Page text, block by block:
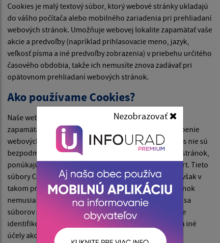
Nezobrazovať
Cookies je malý textový súbor, ktorý webové stránky ukladajú
do vášho počítača alebo mobilného zariadenia pri prehliadaní
webových stránok. Umožňuje webovej lokalite zapamätať vaše
akcie a predvoľby (napríklad prihlasovacie meno, jazyk,
veľkosť písma a iné predvoľby zobrazenia) v priebehu určitého
časového obdobia, takže ich nemusíte znova zadávať pri
opätovnom prehliadaní webových stránok.
Ako používame Cookies?
Naše webové stránky používajú súbory Cookies na
zapamätanie nastavení používateľa a lepšie prispôsobenie
webových stránok záujmom návštevníka. Hoci Cookies nie sú
bezpodmienečne potrebné na fungovanie webových stránok,
ponúkajú pri návšteve webových stránok vyšší komfort. Tieto
súbory Cookies môžete odstrániť alebo zablokovať, avšak v
takom prípade niektoré funkcie týchto webových stránok
nemusia fungovať podľa určenia. Informácie týkajúce sa
súborov Cookies sa nepoužívajú na to, aby vás osobne
identifikovali. Tieto súbory Cookies sa nepoužívajú na iné
účely ako tie, ktoré sú tu popísané.